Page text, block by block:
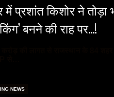
में प्रशांत किशोर ने
बनने की राह पर…!
NEWS